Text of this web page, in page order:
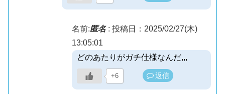
名前:匿名: 投稿日：2025/02/27(木)
13:05:01
どのあたりがガチ仕様なんだ,,,
+6 返信